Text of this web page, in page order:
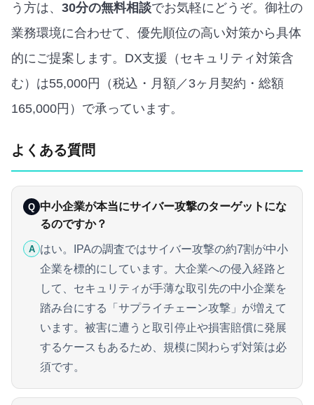
う方は、 30分の無料相談でお気軽にどうぞ。御社の
業務環境に合わせて、優先順位の高い対策から具体
的にご提案します。DX支援（セキュリティ対策含
む）は55,000円（税込・月額／3ヶ月契約・総額
165,000円）で承っています。
よくある質問
Q 中小企業が本当にサイバー攻撃のターゲットにな
るのですか？
A はい。IPAの調査ではサイバー攻撃の約7割が中小
企業を標的にしています。大企業への侵入経路と
して、セキュリティが手薄な取引先の中小企業を
踏み台にする「サプライチェーン攻撃」が増えて
います。被害に遭うと取引停止や損害賠償に発展
するケースもあるため、規模に関わらず対策は必
須です。